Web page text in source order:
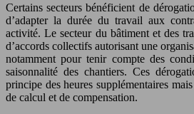
Certains secteurs bénéficient de
d’adapter la durée du travail aux
activité. Le secteur du bâtiment et des
d’accords collectifs autorisant une
notamment pour tenir compte des
saisonnalité des chantiers. Ces
principe des heures supplémentaires
de calcul et de compensation.